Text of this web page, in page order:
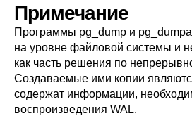
Примечание
Программы pg_dump и pg_dumpall
на уровне файловой системы и
как часть решения по
Создаваемые ими копии
содержат информации,
воспроизведения WAL.